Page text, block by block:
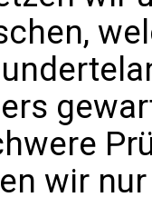
wir